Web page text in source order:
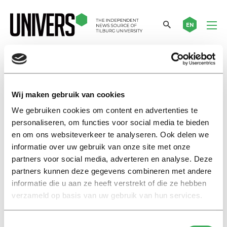
Wij maken gebruik van cookies
We gebruiken cookies om content en advertenties te
personaliseren, om functies voor social media te bieden
en om ons websiteverkeer te analyseren. Ook delen we
informatie over uw gebruik van onze site met onze
partners voor social media, adverteren en analyse. Deze
partners kunnen deze gegevens combineren met andere
informatie die u aan ze heeft verstrekt of die ze hebben
verzameld op basis van uw gebruik van hun services.
EN
quota
Quota voor buitenlandse
studenten: in Oostenrijk en
Wallonië kan het wél
26 maart 2018
International
Professor Bekker: “Tilburg
University has to do more